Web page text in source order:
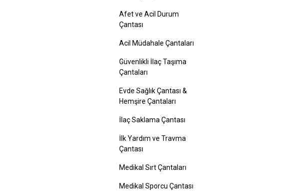
Afet ve Acil Durum
Çantası
Acil Müdahale Çantaları
Güvenlikli İlaç Taşıma
Çantaları
Evde Sağlık Çantası &
Hemşire Çantaları
İlaç Saklama Çantası
İlk Yardım ve Travma
Çantası
Medikal Sırt Çantaları
Medikal Sporcu Çantası